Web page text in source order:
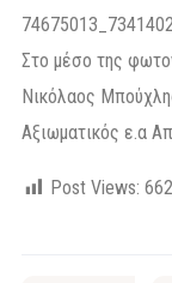
Στο μέσο της
Νικόλαος
Αξιωματικός ε.α
Post Views: 662